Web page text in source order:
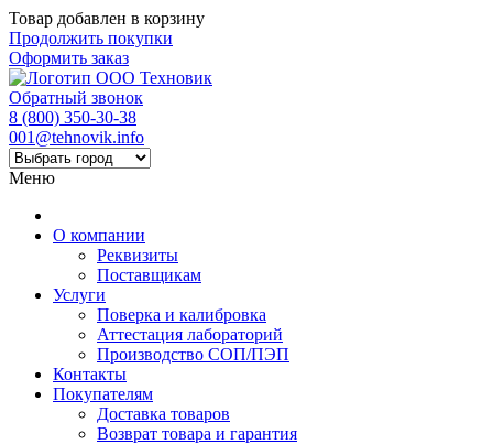
Товар добавлен в корзину
Продолжить покупки
Оформить заказ
Обратный звонок
8 (800) 350-30-38
001@tehnovik.info
Меню
О компании
Реквизиты
Поставщикам
Услуги
Поверка и калибровка
Аттестация лабораторий
Производство СОП/ПЭП
Контакты
Покупателям
Доставка товаров
Возврат товара и гарантия